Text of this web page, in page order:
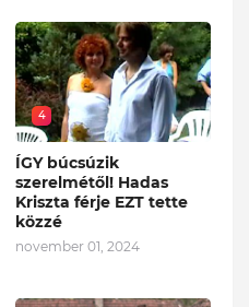
4
ÍGY búcsúzik
szerelmétől! Hadas
Kriszta férje EZT tette
közzé
november 01, 2024